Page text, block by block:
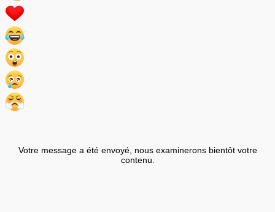
Votre message a été envoyé, nous examinerons bientôt votre
contenu.